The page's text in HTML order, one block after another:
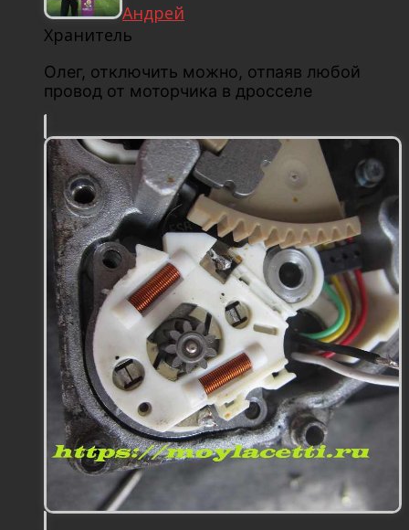
Андрей
Хранитель
Олег, отключить можно, отпаяв любой
провод от моторчика в дросселе